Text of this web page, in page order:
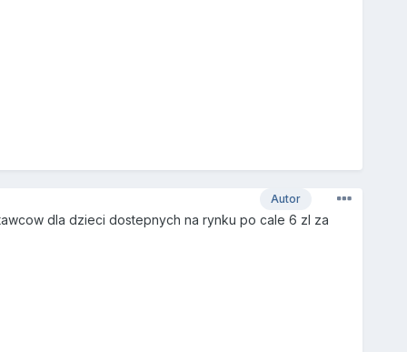
Autor
dla dzieci dostepnych na rynku po cale 6 zl za